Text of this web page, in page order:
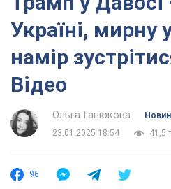
Україні, мирну
намір
Відео
Ольга Ганюкова
23.01.2025 18:54
41,5
96